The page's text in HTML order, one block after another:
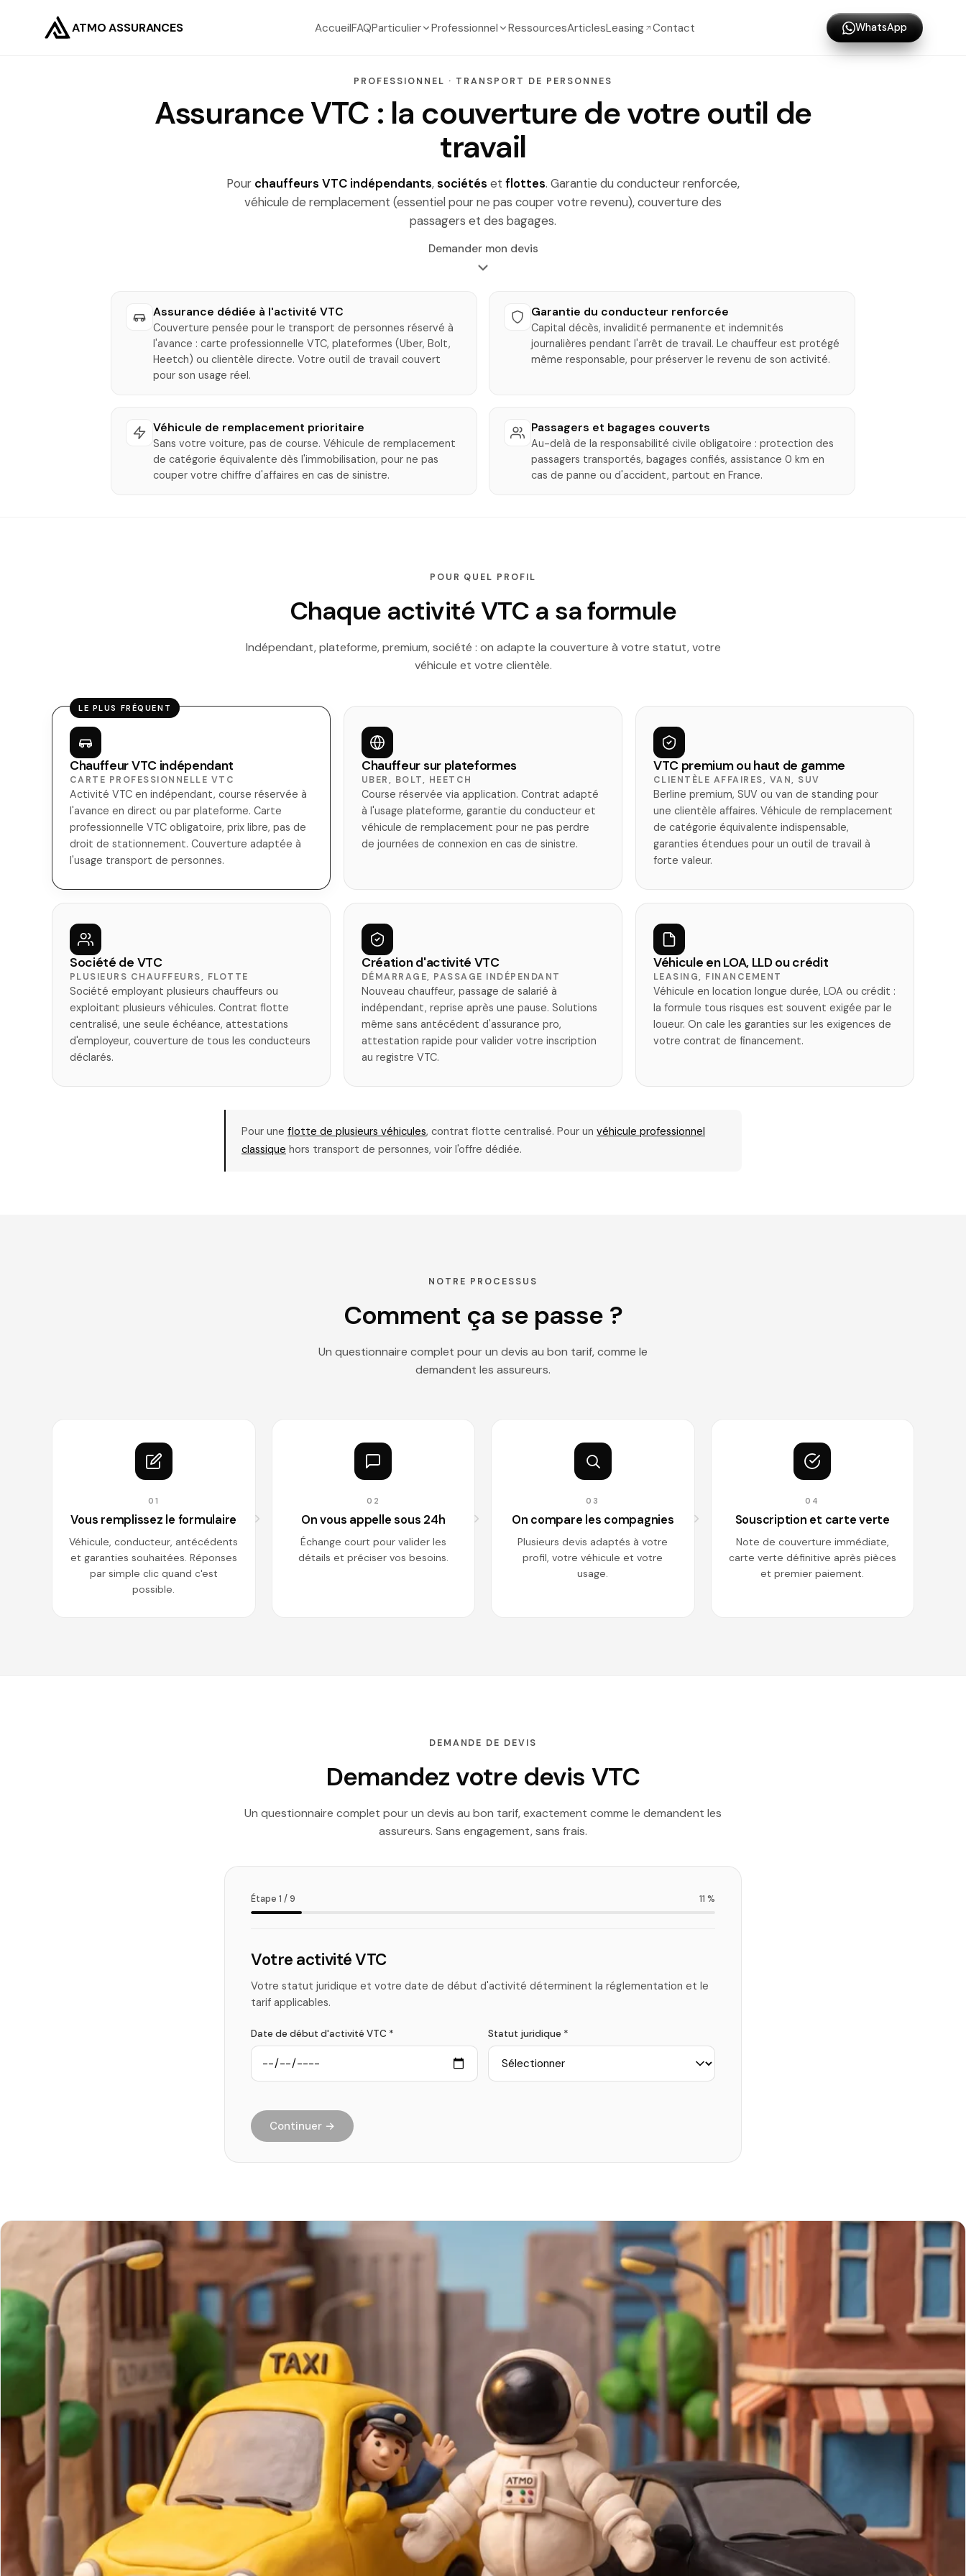
ATMO ASSURANCES AccueilFAQParticulier Professionnel RessourcesArticlesLeasing Contact WhatsApp
PROFESSIONNEL · TRANSPORT DE PERSONNES
Assurance VTC : la couverture de votre outil de
travail
Pour chauffeurs VTC indépendants,sociétés et flottes. Garantie du conducteur renforcée,
véhicule de remplacement (essentiel pour ne pas couper votre revenu), couverture des
passagers et des bagages.
Demander mon devis
Assurance dédiée à l'activité VTC
Couverture pensée pour le transport de personnes réservé à
l'avance : carte professionnelle VTC, plateformes (Uber, Bolt,
Heetch) ou clientèle directe. Votre outil de travail couvert
pour son usage réel.
Garantie du conducteur renforcée
Capital décès, invalidité permanente et indemnités
journalières pendant l'arrêt de travail. Le chauffeur est protégé
même responsable, pour préserver le revenu de son activité.
Véhicule de remplacement prioritaire
Sans votre voiture, pas de course. Véhicule de remplacement
de catégorie équivalente dès l'immobilisation, pour ne pas
couper votre chiffre d'affaires en cas de sinistre.
Passagers et bagages couverts
Au-delà de la responsabilité civile obligatoire : protection des
passagers transportés, bagages confiés, assistance 0 km en
cas de panne ou d'accident, partout en France.
POUR QUEL PROFIL
Chaque activité VTC a sa formule
Indépendant, plateforme, premium, société : on adapte la couverture à votre statut, votre
véhicule et votre clientèle.
LE PLUS FRÉQUENT
Chauffeur VTC indépendant
CARTE PROFESSIONNELLE VTC
Activité VTC en indépendant, course réservée à
l'avance en direct ou par plateforme. Carte
professionnelle VTC obligatoire, prix libre, pas de
droit de stationnement. Couverture adaptée à
l'usage transport de personnes.
Chauffeur sur plateformes
UBER, BOLT, HEETCH
Course réservée via application. Contrat adapté
à l'usage plateforme, garantie du conducteur et
véhicule de remplacement pour ne pas perdre
de journées de connexion en cas de sinistre.
VTC premium ou haut de gamme
CLIENTÈLE AFFAIRES, VAN, SUV
Berline premium, SUV ou van de standing pour
une clientèle affaires. Véhicule de remplacement
de catégorie équivalente indispensable,
garanties étendues pour un outil de travail à
forte valeur.
Société de VTC
PLUSIEURS CHAUFFEURS, FLOTTE
Société employant plusieurs chauffeurs ou
exploitant plusieurs véhicules. Contrat flotte
centralisé, une seule échéance, attestations
d'employeur, couverture de tous les conducteurs
déclarés.
Création d'activité VTC
DÉMARRAGE, PASSAGE INDÉPENDANT
Nouveau chauffeur, passage de salarié à
indépendant, reprise après une pause. Solutions
même sans antécédent d'assurance pro,
attestation rapide pour valider votre inscription
au registre VTC.
Véhicule en LOA, LLD ou crédit
LEASING, FINANCEMENT
Véhicule en location longue durée, LOA ou crédit :
la formule tous risques est souvent exigée par le
loueur. On cale les garanties sur les exigences de
votre contrat de financement.
Pour une flotte de plusieurs véhicules, contrat flotte centralisé. Pour un véhicule professionnel
classique hors transport de personnes, voir l'offre dédiée.
NOTRE PROCESSUS
Comment ça se passe ?
Un questionnaire complet pour un devis au bon tarif, comme le
demandent les assureurs.
01
Vous remplissez le formulaire
Véhicule, conducteur, antécédents
et garanties souhaitées. Réponses
par simple clic quand c'est
possible.
02
On vous appelle sous 24h
Échange court pour valider les
détails et préciser vos besoins.
03
On compare les compagnies
Plusieurs devis adaptés à votre
profil, votre véhicule et votre
usage.
04
Souscription et carte verte
Note de couverture immédiate,
carte verte définitive après pièces
et premier paiement.
DEMANDE DE DEVIS
Demandez votre devis VTC
Un questionnaire complet pour un devis au bon tarif, exactement comme le demandent les
assureurs. Sans engagement, sans frais.
Étape 1 / 9 11 %
Votre activité VTC
Votre statut juridique et votre date de début d'activité déterminent la réglementation et le
tarif applicables.
Date de début d'activité VTC * Statut juridique *
Continuer →